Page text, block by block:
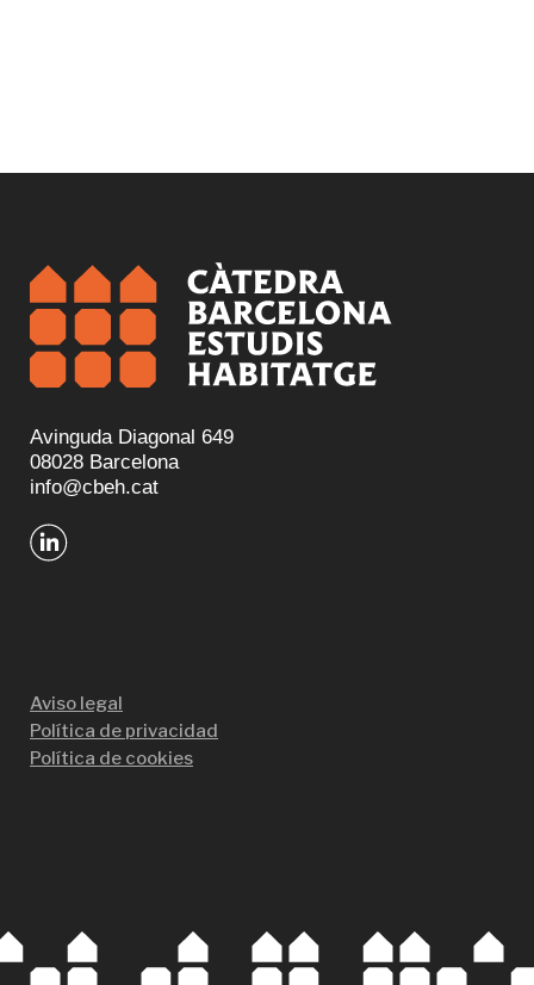
Avinguda Diagonal 649
08028 Barcelona
info@cbeh.cat
Aviso legal
Política de privacidad
Política de cookies